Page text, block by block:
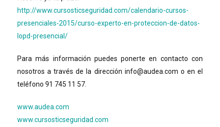
http://www.cursosticseguridad.com/calendario-cursos-
presenciales-2015/curso-experto-en-proteccion-de-datos-
lopd-presencial/
Para más información puedes ponerte en contacto con
nosotros a través de la dirección info@audea.com o en el
teléfono 91 745 11 57.
www.audea.com
www.cursosticseguridad.com